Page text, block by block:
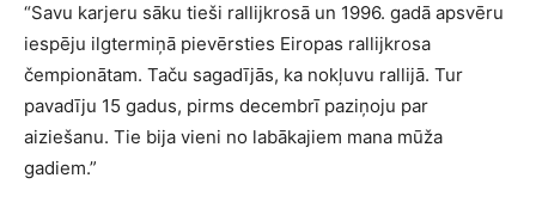
“Savu karjeru sāku tieši rallijkrosā un 1996. gadā apsvēru
iespēju ilgtermiņā pievērsties Eiropas rallijkrosa
čempionātam. Taču sagadījās, ka nokļuvu rallijā. Tur
pavadīju 15 gadus, pirms decembrī paziņoju par
aiziešanu. Tie bija vieni no labākajiem mana mūža
gadiem.”